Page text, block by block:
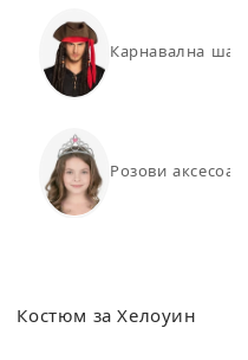
Карнавална
Розови
Костюм за Хелоуин